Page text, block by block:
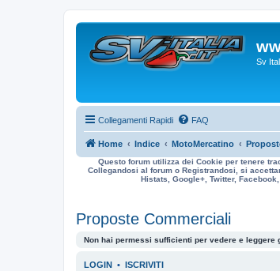
Sv
Collegamenti Rapidi FAQ
Home Indice MotoMercatino
Questo forum utilizza dei Cookie per tenere
Collegandosi al forum o Registrandosi, si
Histats, Google+, Twitter,
Proposte Commerciali
Non hai permessi sufficienti per vedere e leggere
LOGIN • ISCRIVITI